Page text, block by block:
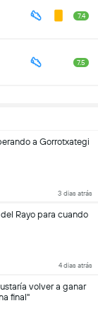
7.4
7.5
a Gorrotxategi
3 dias atrás
Rayo para cuando
4 dias atrás
volver a ganar
final"